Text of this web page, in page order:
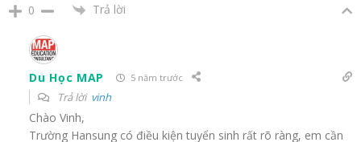
0 Trả lời
Du Học MAP 5 năm trước
Trả lời vinh
Chào Vinh,
Trường Hansung có điều kiện tuyển sinh rất rõ ràng, em cần